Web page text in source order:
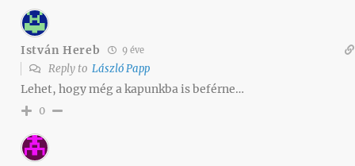
István Hereb 9 éve
Reply to László Papp
Lehet, hogy még a kapunkba is beférne…
0